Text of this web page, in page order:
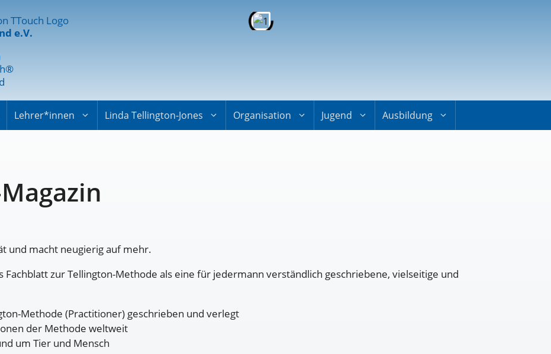
e.V.
Lehrer*innen Linda Tellington-Jones Organisation Jugend Ausbildung
und macht neugierig auf mehr.
Fachblatt zur Tellington-Methode als eine für jedermann verständlich geschriebene, vielseitige und
Methode (Practitioner) geschrieben und verlegt
der Methode weltweit
um Tier und Mensch